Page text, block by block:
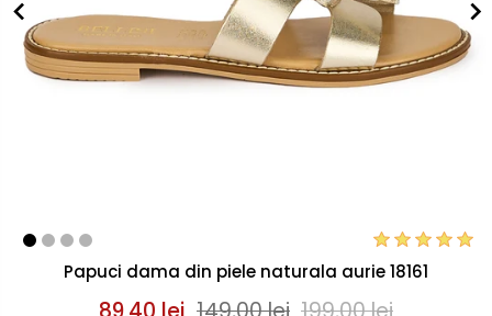
Papuci dama din piele naturala aurie 18161